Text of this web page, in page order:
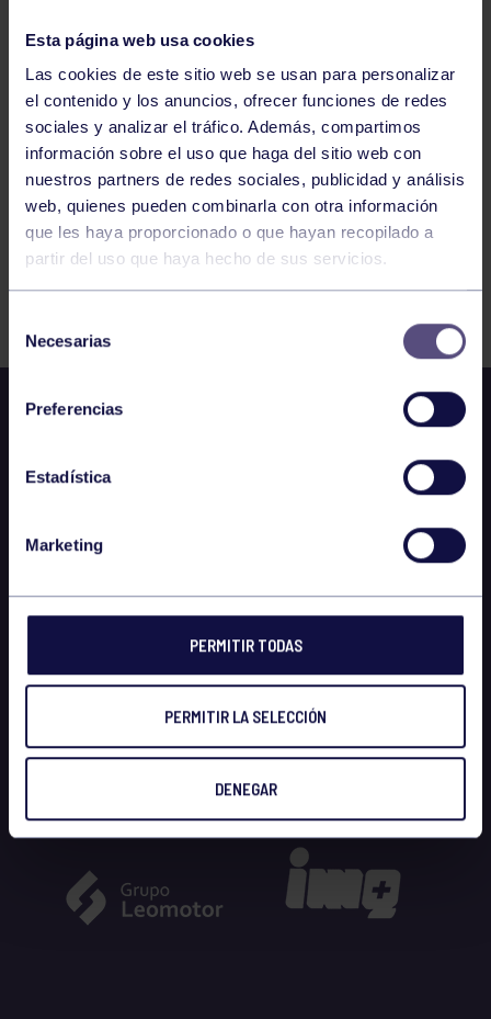
Esta página web usa cookies
Las cookies de este sitio web se usan para personalizar
el contenido y los anuncios, ofrecer funciones de redes
sociales y analizar el tráfico. Además, compartimos
información sobre el uso que haga del sitio web con
nuestros partners de redes sociales, publicidad y análisis
web, quienes pueden combinarla con otra información
que les haya proporcionado o que hayan recopilado a
partir del uso que haya hecho de sus servicios.
consentimiento
Necesarias
Preferencias
Estadística
Marketing
PERMITIR TODAS
PERMITIR LA SELECCIÓN
DENEGAR
ALEVÍN FEM A: ART CHIVO – RGCC
1199 1200 1201 1202 1203
1204
1205
FILTRAR